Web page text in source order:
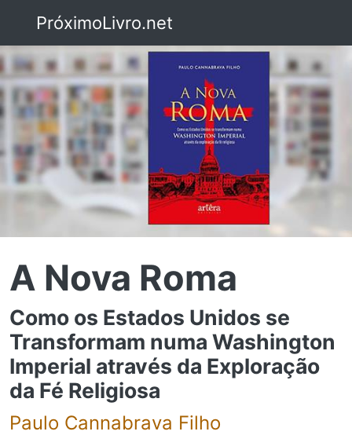
PróximoLivro.net
A Nova Roma
Como os Estados Unidos se
Transformam numa Washington
Imperial através da Exploração
da Fé Religiosa
Paulo Cannabrava Filho